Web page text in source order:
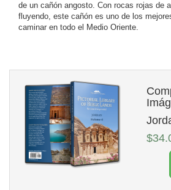
de un cañón angosto. Con rocas rojas de
fluyendo, este cañón es uno de los
caminar en todo el Medio Oriente.